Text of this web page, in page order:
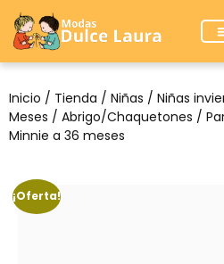
Inicio / Tienda / Niñas / Niñas
Meses / Abrigo/Chaquetones /
Minnie a 36 meses
¡Oferta!